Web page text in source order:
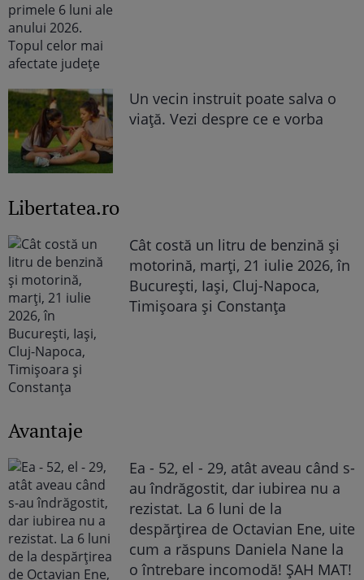
Un vecin instruit poate salva o
viață. Vezi despre ce e vorba
Libertatea.ro
Cât costă un litru de benzină și
motorină, marți, 21 iulie 2026, în
București, Iași, Cluj-Napoca,
Timișoara și Constanța
Avantaje
Ea - 52, el - 29, atât aveau când s-
au îndrăgostit, dar iubirea nu a
rezistat. La 6 luni de la
despărțirea de Octavian Ene, uite
cum a răspuns Daniela Nane la
o întrebare incomodă! ȘAH MAT!